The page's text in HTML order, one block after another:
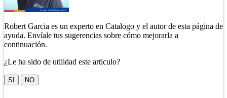
Robert Garcia es un experto en Catalogo y el autor de esta página de
ayuda. Envíale tus sugerencias sobre cómo mejorarla a
continuación.
¿Le ha sido de utilidad este articulo?
SI NO